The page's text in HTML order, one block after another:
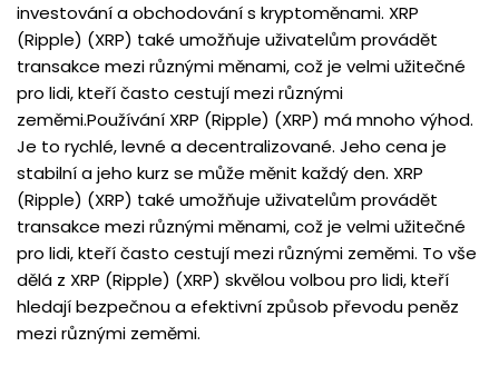
investování a obchodování s kryptoměnami. XRP
(Ripple) (XRP) také umožňuje uživatelům provádět
transakce mezi různými měnami, což je velmi užitečné
pro lidi, kteří často cestují mezi různými
zeměmi.Používání XRP (Ripple) (XRP) má mnoho výhod.
Je to rychlé, levné a decentralizované. Jeho cena je
stabilní a jeho kurz se může měnit každý den. XRP
(Ripple) (XRP) také umožňuje uživatelům provádět
transakce mezi různými měnami, což je velmi užitečné
pro lidi, kteří často cestují mezi různými zeměmi. To vše
dělá z XRP (Ripple) (XRP) skvělou volbou pro lidi, kteří
hledají bezpečnou a efektivní způsob převodu peněz
mezi různými zeměmi.